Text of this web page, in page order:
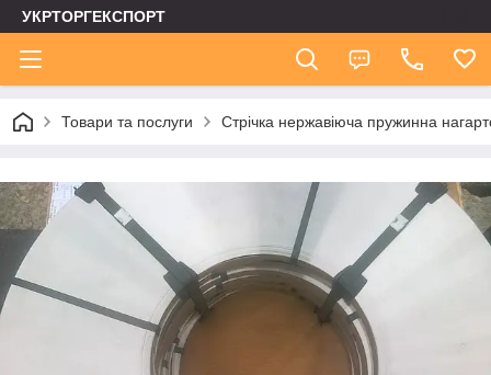
УКРТОРГЕКСПОРТ
Товари та послуги Стрічка нержавіюча пружинна